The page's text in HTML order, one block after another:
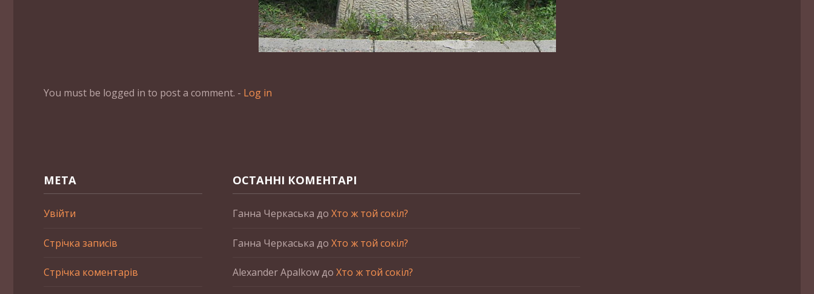
You must be logged in to post a comment. - Log in
МЕТА
Увійти
Стрічка записів
Стрічка коментарів
ОСТАННІ КОМЕНТАРІ
Ганна Черкаська до Хто ж той сокіл?
Ганна Черкаська до Хто ж той сокіл?
Alexander Apalkowдо Хто ж той сокіл?